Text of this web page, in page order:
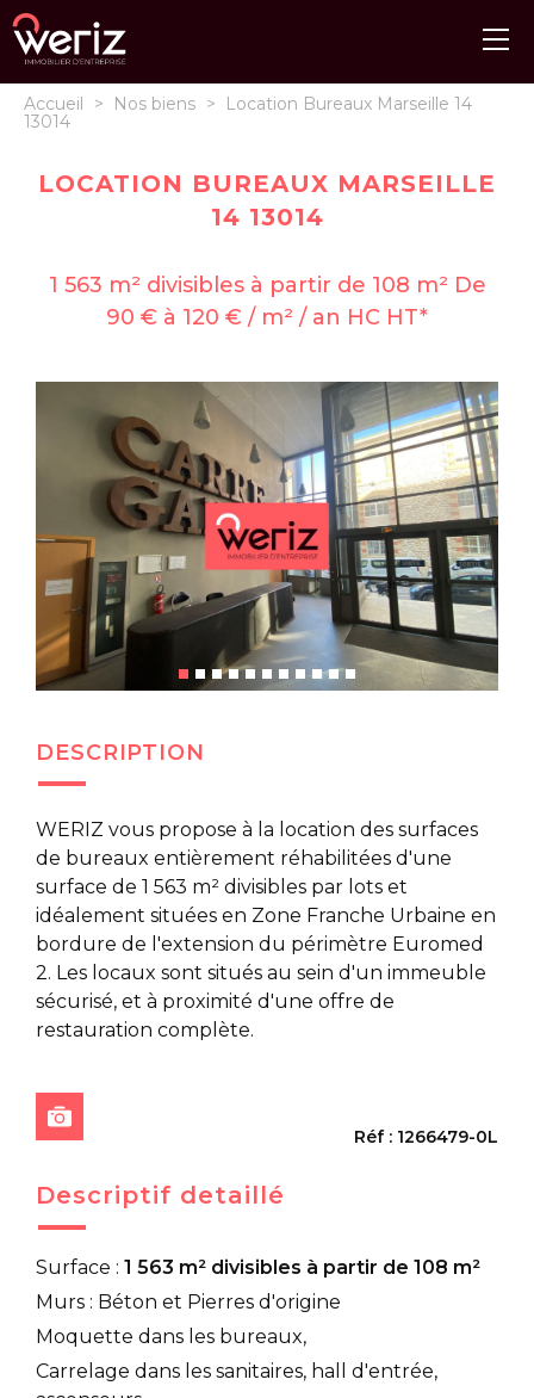
Accueil > Nos biens >
Location Bureaux Marseille 14
13014
LOCATION BUREAUX MARSEILLE
14 13014
1 563 m² divisibles à partir de 108 m² De
90 € à 120 € / m² / an HC HT*
DESCRIPTION
WERIZ vous propose à la location des surfaces
de bureaux entièrement réhabilitées d'une
surface de 1 563 m² divisibles par lots et
idéalement situées en Zone Franche Urbaine en
bordure de l'extension du périmètre Euromed
2. Les locaux sont situés au sein d'un immeuble
sécurisé, et à proximité d'une offre de
restauration complète.
Réf : 1266479-0L
Descriptif detaillé
Surface : 1 563 m² divisibles à partir de 108 m²
Murs : Béton et Pierres d'origine
Moquette dans les bureaux,
Carrelage dans les sanitaires, hall d'entrée,